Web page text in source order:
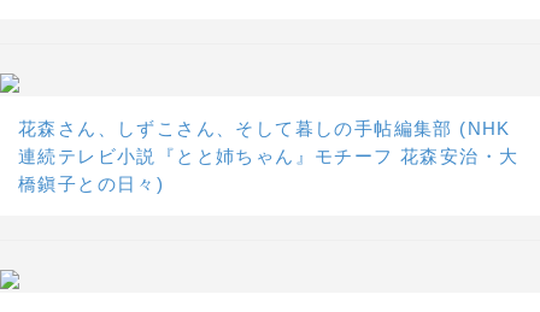
花森さん、しずこさん、そして暮しの手帖編集部 (NHK
連続テレビ小説『とと姉ちゃん』モチーフ 花森安治・大
橋鎭子との日々)